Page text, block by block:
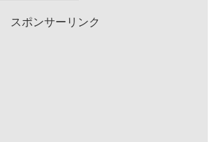
スポンサーリンク